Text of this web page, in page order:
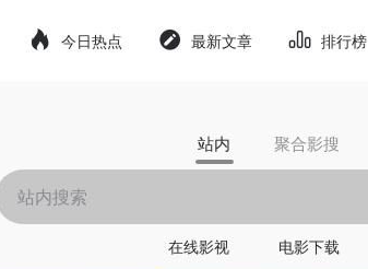
今日热点 最新文章 排行榜
站内 聚合影搜
在线影视 电影下载